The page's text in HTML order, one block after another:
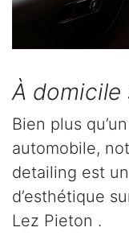
À domicile
Bien plus
automobile,
detailing est
d’esthétique
Lez Pieton .